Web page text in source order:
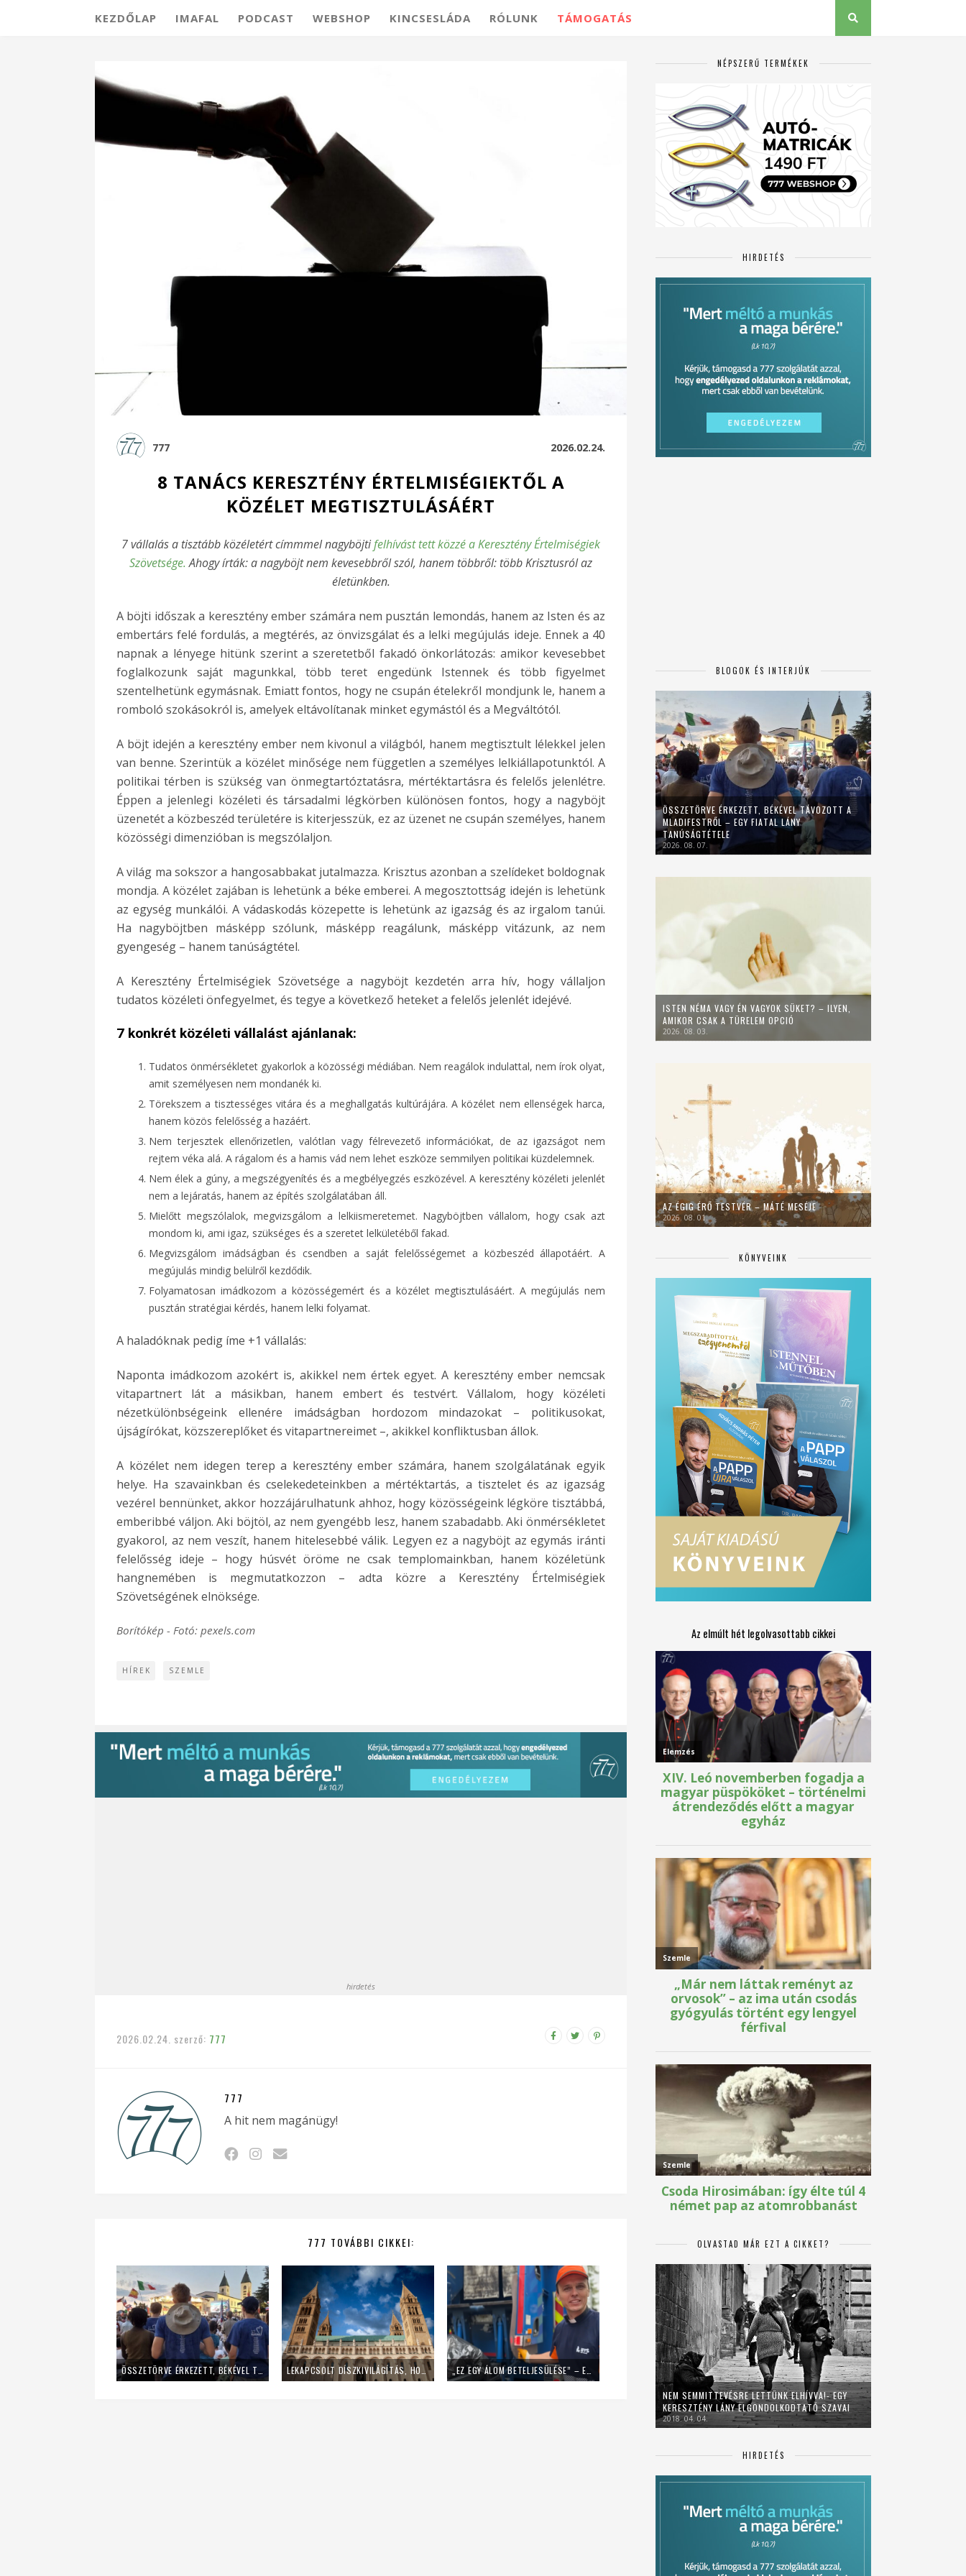
KEZDŐLAP IMAFAL PODCAST WEBSHOP KINCSESLÁDA RÓLUNK TÁMOGATÁS
777 2026.02.24.
8 TANÁCS KERESZTÉNY ÉRTELMISÉGIEKTŐL A
KÖZÉLET MEGTISZTULÁSÁÉRT
7 vállalás a tisztább közéletért címmmel nagyböjtifelhívást tett közzé a Keresztény Értelmiségiek
Szövetsége.Ahogy írták: anagyböjt nem kevesebbről szól, hanem többről: több Krisztusról az
életünkben.
A böjti időszak a keresztény ember számára nem pusztán lemondás, hanem az Isten és az
embertárs felé fordulás, a megtérés, az önvizsgálat és a lelki megújulás ideje. Ennek a 40
napnak a lényege hitünk szerint a szeretetből fakadó önkorlátozás: amikor kevesebbet
foglalkozunk saját magunkkal, több teret engedünk Istennek és több figyelmet
szentelhetünk egymásnak. Emiatt fontos, hogy ne csupán ételekről mondjunk le, hanem a
romboló szokásokról is, amelyek eltávolítanak minket egymástól és a Megváltótól.
A böjt idején a keresztény ember nem kivonul a világból, hanem megtisztult lélekkel jelen
van benne. Szerintük a közélet minősége nem független a személyes lelkiállapotunktól. A
politikai térben is szükség van önmegtartóztatásra, mértéktartásra és felelős jelenlétre.
Éppen a jelenlegi közéleti és társadalmi légkörben különösen fontos, hogy a nagyböjt
üzenetét a közbeszéd területére is kiterjesszük, ez az üzenet ne csupán személyes, hanem
közösségi dimenzióban is megszólaljon.
A világ ma sokszor a hangosabbakat jutalmazza. Krisztus azonban a szelídeket boldognak
mondja. A közélet zajában is lehetünk a béke emberei. A megosztottság idején is lehetünk
az egység munkálói. A vádaskodás közepette is lehetünk az igazság és az irgalom tanúi.
Ha nagyböjtben másképp szólunk, másképp reagálunk, másképp vitázunk, az nem
gyengeség – hanem tanúságtétel.
A Keresztény Értelmiségiek Szövetsége a nagyböjt kezdetén arra hív, hogy vállaljon
tudatos közéleti önfegyelmet, és tegye a következő heteket a felelős jelenlét idejévé.
7 konkrét közéleti vállalást ajánlanak:
Tudatos önmérsékletet gyakorlok a közösségi médiában. Nem reagálok indulattal, nem írok olyat,
amit személyesen nem mondanék ki.
Törekszem a tisztességes vitára és a meghallgatás kultúrájára. A közélet nem ellenségek harca,
hanem közös felelősség a hazáért.
Nem terjesztek ellenőrizetlen, valótlan vagy félrevezető információkat, de az igazságot nem
rejtem véka alá. A rágalom és a hamis vád nem lehet eszköze semmilyen politikai küzdelemnek.
Nem élek a gúny, a megszégyenítés és a megbélyegzés eszközével. A keresztény közéleti jelenlét
nem a lejáratás, hanem az építés szolgálatában áll.
Mielőtt megszólalok, megvizsgálom a lelkiismeretemet. Nagyböjtben vállalom, hogy csak azt
mondom ki, ami igaz, szükséges és a szeretet lelkületéből fakad.
Megvizsgálom imádságban és csendben a saját felelősségemet a közbeszéd állapotáért. A
megújulás mindig belülről kezdődik.
Folyamatosan imádkozom a közösségemért és a közélet megtisztulásáért. A megújulás nem
pusztán stratégiai kérdés, hanem lelki folyamat.
A haladóknak pedig íme +1 vállalás:
Naponta imádkozom azokért is, akikkel nem értek egyet. A keresztény ember nemcsak
vitapartnert lát a másikban, hanem embert és testvért. Vállalom, hogy közéleti
nézetkülönbségeink ellenére imádságban hordozom mindazokat – politikusokat,
újságírókat, közszereplőket és vitapartnereimet –, akikkel konfliktusban állok.
A közélet nem idegen terep a keresztény ember számára, hanem szolgálatának egyik
helye. Ha szavainkban és cselekedeteinkben a mértéktartás, a tisztelet és az igazság
vezérel bennünket, akkor hozzájárulhatunk ahhoz, hogy közösségeink légköre tisztábbá,
emberibbé váljon. Aki böjtöl, az nem gyengébb lesz, hanem szabadabb. Aki önmérsékletet
gyakorol, az nem veszít, hanem hitelesebbé válik. Legyen ez a nagyböjt az egymás iránti
felelősség ideje – hogy húsvét öröme ne csak templomainkban, hanem közéletünk
hangnemében is megmutatkozzon – adta közre a Keresztény Értelmiségiek
Szövetségének elnöksége.
Borítókép - Fotó: pexels.com
HÍREK SZEMLE
hirdetés
2026.02.24. szerző: 777
777
A hit nem magánügy!
777 TOVÁBBI CIKKEI:
ÖSSZETÖRVE ÉRKEZETT, BÉKÉVEL TÁVOZOTT A MLADIFESTRŐL – EGY FIATAL LÁNY TANÚSÁGTÉTELE LEKAPCSOLT DÍSZKIVILÁGÍTÁS, HOME OFFICE – ÍGY SPÓROL AZ ENERGIÁVAL A PÉCSI EGYHÁZMEGYE „EZ EGY ÁLOM BETELJESÜLÉSE” – EGY NAPIG KUKÁSNAK ÁLLT EGY LENGYEL PAP
NÉPSZERŰ TERMÉKEK
HIRDETÉS
BLOGOK ÉS INTERJÚK
ÖSSZETÖRVE ÉRKEZETT, BÉKÉVEL TÁVOZOTT A
MLADIFESTRŐL – EGY FIATAL LÁNY
TANÚSÁGTÉTELE
2026. 08. 07.
ISTEN NÉMA VAGY ÉN VAGYOK SÜKET? – ILYEN,
AMIKOR CSAK A TÜRELEM OPCIÓ
2026. 08. 03.
AZ ÉGIG ÉRŐ TESTVÉR – MÁTÉ MESÉJE
2026. 08. 01.
KÖNYVEINK
Az elmúlt hét legolvasottabb cikkei
OLVASTAD MÁR EZT A CIKKET?
NEM SEMMITTEVÉSRE LETTÜNK ELHÍVVA!- EGY
KERESZTÉNY LÁNY ELGONDOLKODTATÓ SZAVAI
2018. 04. 04.
HIRDETÉS